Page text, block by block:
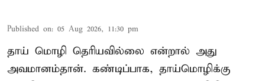
Published on: 05 Aug 2026, 11:30 pm
தாய் மொழி தெரியவில்லை என்றால் அது
அவமானம்தான். கண்டிப்பாக, தாய்மொழிக்கு